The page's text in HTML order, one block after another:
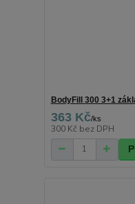
BodyFill 300 3+1
363 Kč/ks
300 Kč bez DPH